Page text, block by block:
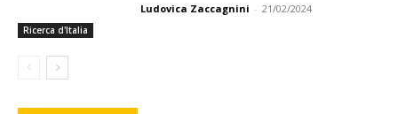
Ricerca d'Italia
Ludovica Zaccagnini - 21/02/2024